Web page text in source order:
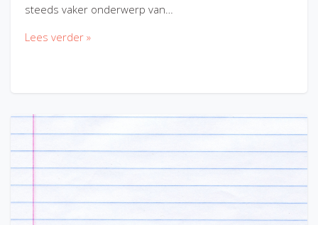
steeds vaker onderwerp van…
Lees verder »